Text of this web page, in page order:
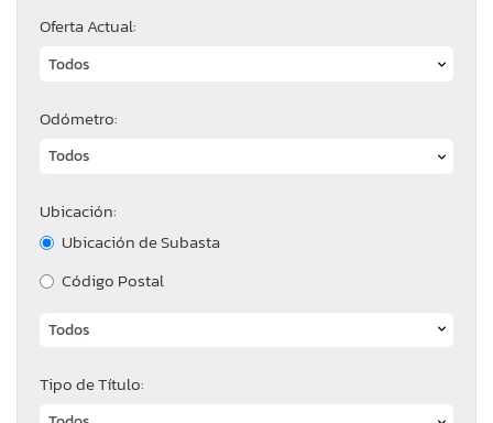
Oferta Actual:
Odómetro:
Ubicación:
Ubicación de Subasta
Código Postal
Tipo de Título: